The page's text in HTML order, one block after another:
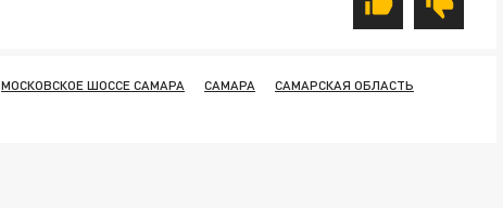
МОСКОВСКОЕ ШОССЕ САМАРА САМАРА
САМАРСКАЯ ОБЛАСТЬ